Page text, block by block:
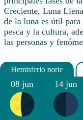
Creciente, Luna
de la luna es útil
pesca y la cultura,
las personas y
08 jun 14 jun